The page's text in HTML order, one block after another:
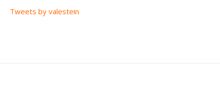
Tweets by valestein